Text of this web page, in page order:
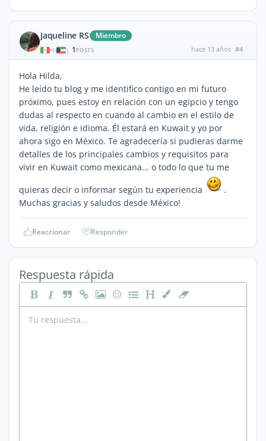
Jaqueline RS Miembro
| 1 POSTS hace 13 años #4
Hola Hilda,
He leído tu blog y me identifico contigo en mi futuro
próximo, pues estoy en relación con un egipcio y tengo
dudas al respecto en cuando al cambio en el estilo de
vida, religión e idioma. Él estará en Kuwait y yo por
ahora sigo en México. Te agradecería si pudieras darme
detalles de los principales cambios y requisitos para
vivir en Kuwait como mexicana... o todo lo que tu me
quieras decir o informar según tu experiencia
.
Muchas gracias y saludos desde México!
Reaccionar Responder
Respuesta rápida